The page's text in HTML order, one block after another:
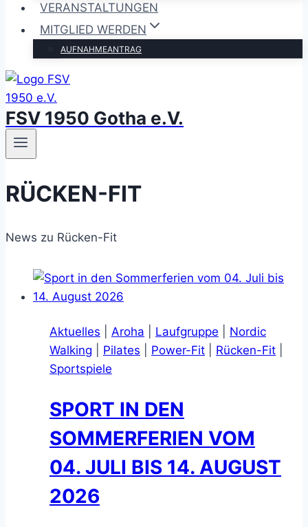
VERANSTALTUNGEN
MITGLIED WERDEN
AUFNAHMEANTRAG
FSV 1950 Gotha e.V.
RÜCKEN-FIT
News zu Rücken-Fit
Aktuelles Aroha Laufgruppe
Nordic
Walking
Pilates Power-Fit Rücken-Fit
Sportspiele
SPORT IN DEN
SOMMERFERIEN VOM
04. JULI BIS 14. AUGUST
2026